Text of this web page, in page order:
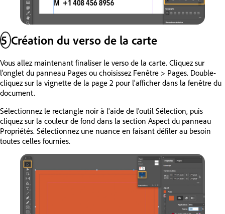
5Création du verso de la carte
Vous allez maintenant finaliser le verso de la carte. Cliquez sur
l'onglet du panneau Pages ou choisissez Fenêtre > Pages. Double-
cliquez sur la vignette de la page 2 pour l'afficher dans la fenêtre du
document.
Sélectionnez le rectangle noir à l'aide de l'outil Sélection, puis
cliquez sur la couleur de fond dans la section Aspect du panneau
Propriétés. Sélectionnez une nuance en faisant défiler au besoin
toutes celles fournies.